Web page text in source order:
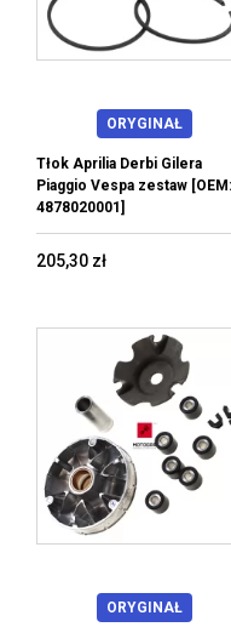
ORYGINAŁ
Tłok Aprilia Derbi Gilera
Piaggio Vespa zestaw [OEM:
4878020001]
205,30 zł
ORYGINAŁ